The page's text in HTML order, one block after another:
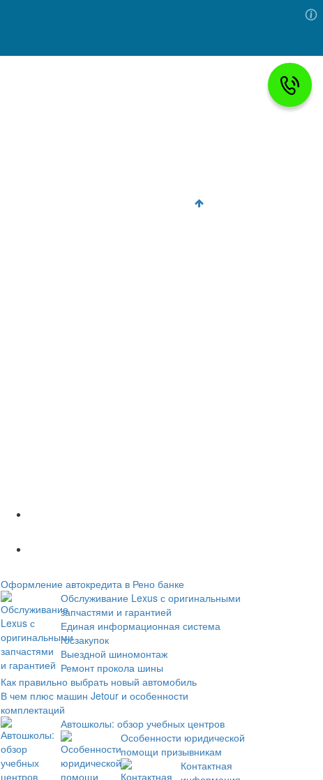
Оформление автокредита в Рено банке
Обслуживание Lexus с оригинальными
запчастями и гарантией
Единая информационная система
госзакупок
Выездной шиномонтаж
Ремонт прокола шины
Как правильно выбрать новый автомобиль
В чем плюс машин Jetour и особенности
комплектаций
Автошколы: обзор учебных центров
Особенности юридической
помощи призывникам
Контактная